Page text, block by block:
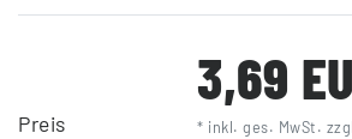
Preis
3,69
* inkl. ges. MwSt.